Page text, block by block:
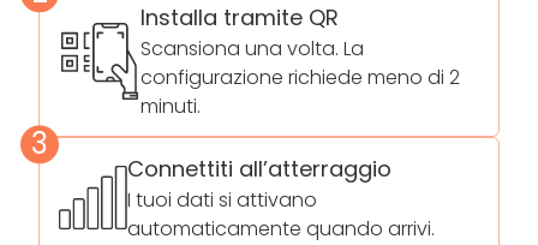
Installa tramite QR
Scansiona una volta. La
configurazione richiede meno di 2
minuti.
3
Connettiti all’atterraggio
I tuoi dati si attivano
automaticamente quando arrivi.